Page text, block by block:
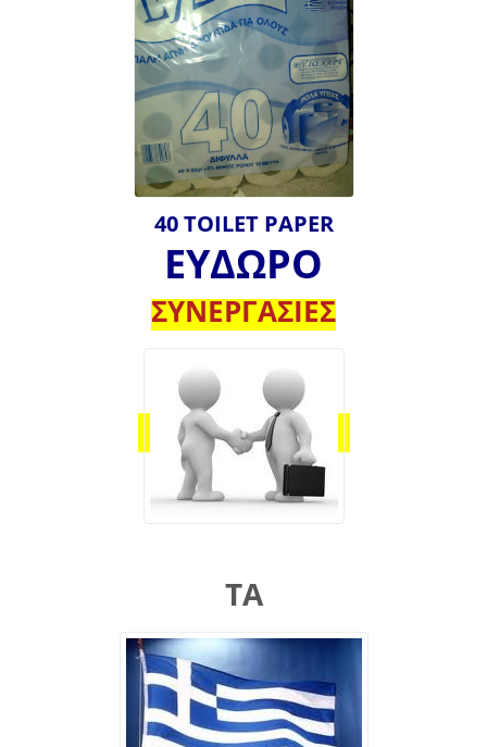
40 TOILET PAPER
ΕΥΔΩΡΟ
ΣΥΝΕΡΓΑΣΙΕΣ
ΤΑ